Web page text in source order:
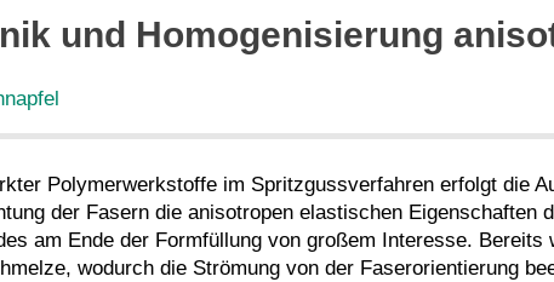
und Homogenisierung
Polymerwerkstoffe im Spritzgussverfahren erfolgt die
der Fasern die anisotropen elastischen
am Ende der Formfüllung von großem Interesse.
wodurch die Strömung von der Faserorientierung